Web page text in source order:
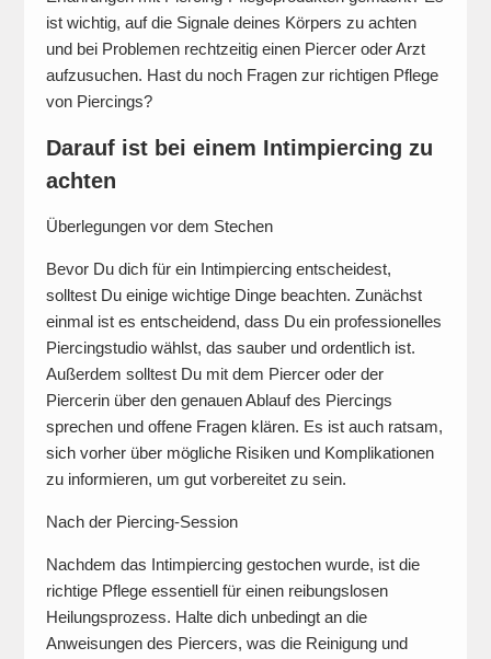
ist wichtig, auf die Signale deines Körpers zu achten
und bei Problemen rechtzeitig einen Piercer oder Arzt
aufzusuchen. Hast du noch Fragen zur richtigen Pflege
von Piercings?
Darauf ist bei einem Intimpiercing zu
achten
Überlegungen vor dem Stechen
Bevor Du dich für ein Intimpiercing entscheidest,
solltest Du einige wichtige Dinge beachten. Zunächst
einmal ist es entscheidend, dass Du ein professionelles
Piercingstudio wählst, das sauber und ordentlich ist.
Außerdem solltest Du mit dem Piercer oder der
Piercerin über den genauen Ablauf des Piercings
sprechen und offene Fragen klären. Es ist auch ratsam,
sich vorher über mögliche Risiken und Komplikationen
zu informieren, um gut vorbereitet zu sein.
Nach der Piercing-Session
Nachdem das Intimpiercing gestochen wurde, ist die
richtige Pflege essentiell für einen reibungslosen
Heilungsprozess. Halte dich unbedingt an die
Anweisungen des Piercers, was die Reinigung und